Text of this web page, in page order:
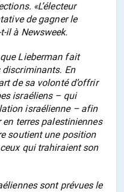
«L’électeur
de gagner le
il à Newsweek.
Lieberman fait
discriminants. En
de sa volonté d’offrir
israéliens – qui
israélienne – afin
en terres palestiniennes
soutient une position
qui trahiraient son
sont prévues le